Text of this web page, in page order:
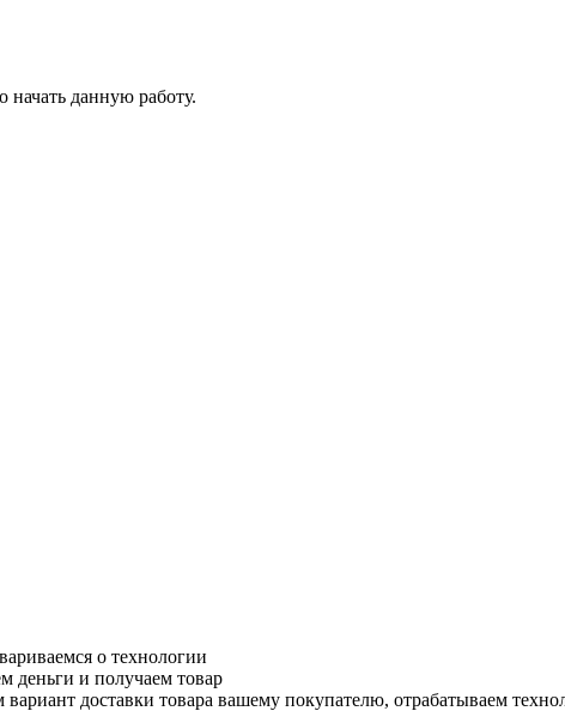
данную работу.
о технологии
деньги и получаем товар
доставки товара вашему покупателю, отрабатываем